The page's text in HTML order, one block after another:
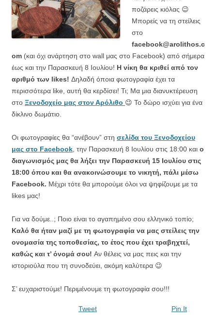
ποζάρεις κιόλας 😉
Μπορείς να τη στείλεις
στο
facebook@arolithos.c
om (και όχι ανάρτηση στο wall μας στο Facebook) από σήμερα
έως και την Παρασκευή 8 Ιουλίου! Η νίκη θα κριθεί από τον
αριθμό των likes! Δηλαδή όποια φωτογραφία έχει τα
περισσότερα like, αυτή θα κερδίσει! Τι; Μα μια διανυκτέρευση
στο Ξενοδοχείο μας στον Αρόλιθο 😉 Το δώρο ισχύει για ένα
δίκλινο δωμάτιο.
Οι φωτογραφίες θα “ανέβουν” στη σελίδα του Ξενοδοχείου
μας στο Facebook , την Παρασκευή 8 Ιουλίου στις 18:00 και ο
διαγωνισμός μας θα λήξει την Παρασκευή 15 Ιουλίου στις
18:00 όπου και θα ανακοινώσουμε το νικητή, πάλι μέσω
Facebook. Μέχρι τότε θα μπορούμε όλοι να ψηφίζουμε με τα
likes μας!
Για να δούμε..; Ποιο είναι το αγαπημένο σου ελληνικό τοπίο;
Καλό θα ήταν μαζί με τη φωτογραφία να μας στείλεις την
ονομασία της τοποθεσίας, το έτος που έχει τραβηχτεί,
καθώς και τ’ όνομά σου! Αν θέλεις να μας πεις και την
ιστοριούλα που τη συνοδεύει, ακόμη καλύτερα 😉
Σ’ ευχαριστούμε! Περιμένουμε τη φωτογραφία σου!!!
Tweet Pin It